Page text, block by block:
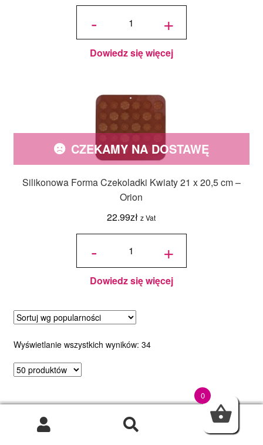
-
ilość
Zajączek
Wielkanocny
21 x 13,5 cm
- Orion +
Dowiedz się więcej
Silikonowa Forma Czekoladki Kwiaty 21 x 20,5 cm –
Orion
22.99zł z Vat
CZEKAMY NA DOSTAWĘ
-
ilość
Czekoladki
Kwiaty 21
x 20,5 cm -
Orion +
Dowiedz się więcej
Wyświetlanie wszystkich wyników: 34Posortowane
TORCIK.NET Sp. z o.o.
0